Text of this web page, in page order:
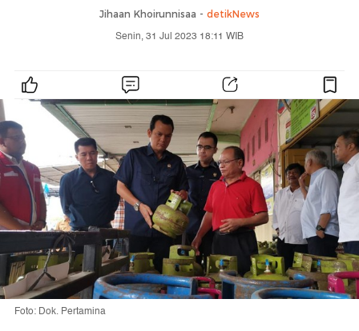
Jihaan Khoirunnisaa - detikNews
Senin, 31 Jul 2023 18:11 WIB
Foto: Dok. Pertamina